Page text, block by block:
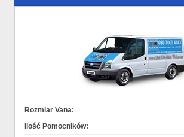
Rozmiar Vana:
Ilość Pomocników: